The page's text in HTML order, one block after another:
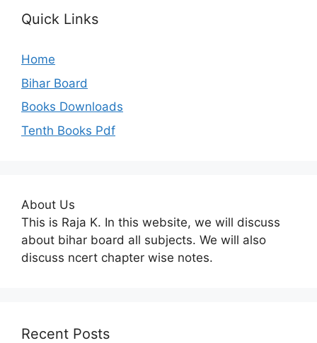
Quick Links
Home
Bihar Board
Books Downloads
Tenth Books Pdf
About Us
This is Raja K. In this website, we will discuss
about bihar board all subjects. We will also
discuss ncert chapter wise notes.
Recent Posts